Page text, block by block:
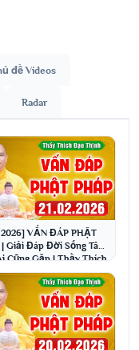
đề Videos
Radar
VẤN ĐÁP PHẬT
| Giải Đáp Đời Sống Tâm
Cũng Gặp | Thầy Thích